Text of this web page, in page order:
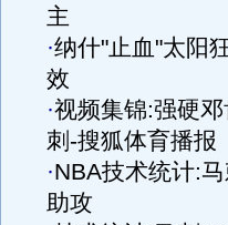
主
·纳什"止血"太阳
效
·视频集锦:强硬
刺-搜狐体育播报
·NBA技术统计:
助攻